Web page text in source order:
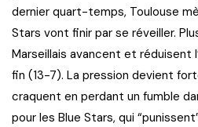
dernier quart-temps, Toulouse
Stars vont finir par se réveiller.
Marseillais avancent et réduisent
fin (13-7). La pression devient
craquent en perdant un fumble
pour les Blue Stars, qui